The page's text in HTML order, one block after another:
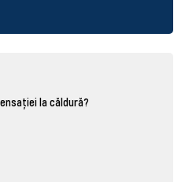
la căldură?